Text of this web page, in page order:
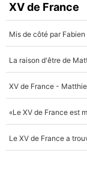
XV de France